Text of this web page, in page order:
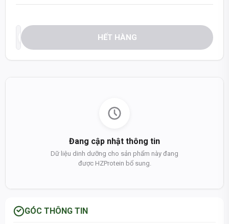
HẾT HÀNG
Đang cập nhật thông tin
Dữ liệu dinh dưỡng cho sản phẩm này đang
được HZProtein bổ sung.
GÓC THÔNG TIN